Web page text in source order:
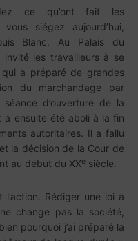
ce qu’ont fait les
siégez aujourd’hui,
Blanc. Au Palais du
les travailleurs à se
qui a préparé de grandes
du marchandage par
d’ouverture de la
a ensuite été aboli à la fin
autoritaires. Il a fallu
la décision de la Cour de
au début du XXe siècle.
Rédiger une loi à
change pas la société,
pourquoi j’ai préparé la